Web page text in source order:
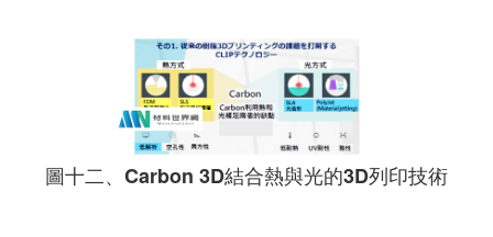
圖十二、Carbon 3D結合熱與光的3D列印技術